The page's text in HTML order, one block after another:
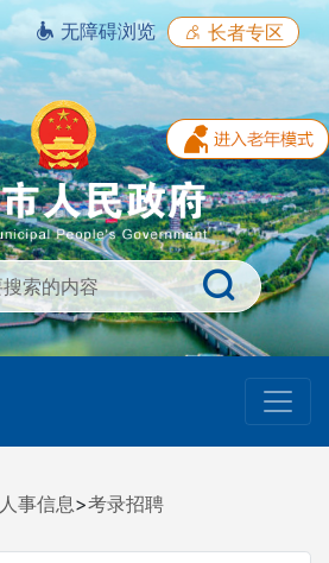
无障碍浏览 长者专区
人事信息>考录招聘